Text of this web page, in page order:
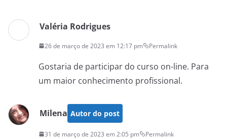
Valéria Rodrigues
26 de março de 2023 em 12:17 pm Permalink
Gostaria de participar do curso on-line. Para
um maior conhecimento profissional.
Milena Autor do post
31 de março de 2023 em 2:05 pm Permalink